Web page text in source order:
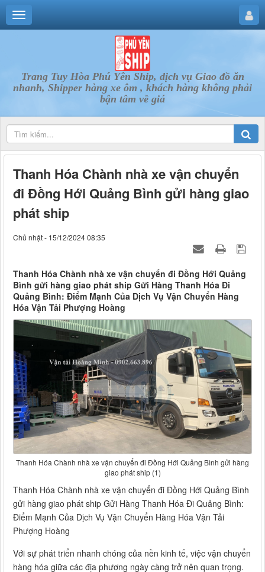
Trang Tuy Hòa Phú Yên Ship, dịch vụ Giao đồ ăn
nhanh, Shipper hàng xe ôm , khách hàng không phải
bận tâm về giá
Thanh Hóa Chành nhà xe vận chuyển
đi Đồng Hới Quảng Bình gửi hàng giao
phát ship
Chủ nhật - 15/12/2024 08:35
Thanh Hóa Chành nhà xe vận chuyển đi Đồng Hới Quảng
Bình gửi hàng giao phát ship Gửi Hàng Thanh Hóa Đi
Quảng Bình: Điểm Mạnh Của Dịch Vụ Vận Chuyển Hàng
Hóa Vận Tải Phượng Hoàng
Thanh Hóa Chành nhà xe vận chuyển đi Đồng Hới Quảng Bình gửi hàng
giao phát ship (1)
Thanh Hóa Chành nhà xe vận chuyển đi Đồng Hới Quảng Bình
gửi hàng giao phát ship Gửi Hàng Thanh Hóa Đi Quảng Bình:
Điểm Mạnh Của Dịch Vụ Vận Chuyển Hàng Hóa Vận Tải
Phượng Hoàng
Với sự phát triển nhanh chóng của nền kinh tế, việc vận chuyển
hàng hóa giữa các địa phương ngày càng trở nên quan trọng.